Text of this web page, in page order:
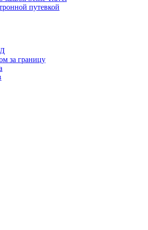
путевкой
за границу